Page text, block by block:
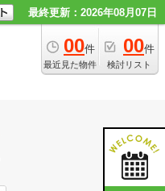
最終更新：2026年08月07日
00件
最近見た物件
00件
検討リスト